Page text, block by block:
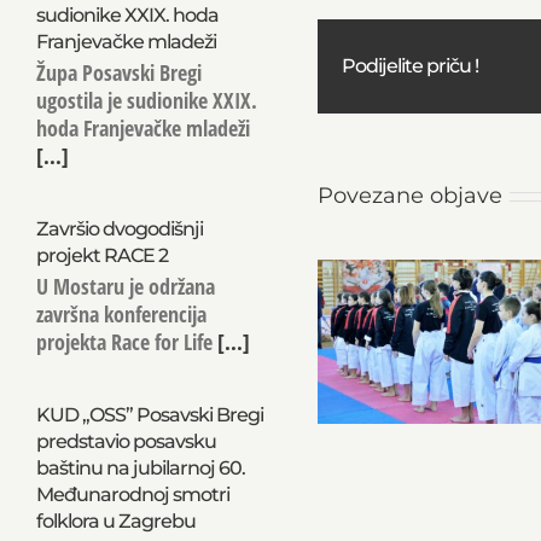
Podijelite priču !
Povezane objave
sudionike XXIX. hoda
Franjevačke mladeži
Župa Posavski Bregi
ugostila je sudionike XXIX.
hoda Franjevačke mladeži
[...]
Završio dvogodišnji
projekt RACE 2
U Mostaru je održana
završna konferencija
projekta Race for Life[...]
KUD „OSS” Posavski Bregi
predstavio posavsku
baštinu na jubilarnoj 60.
Međunarodnoj smotri
folklora u Zagrebu